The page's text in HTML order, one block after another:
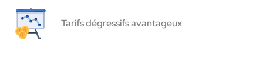
Tarifs dégressifs avantageux